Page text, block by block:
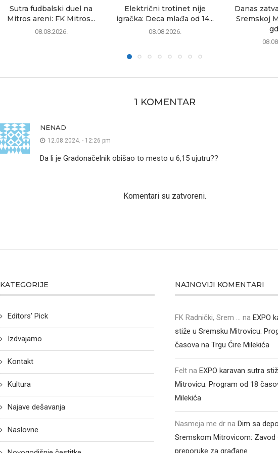
Sutra fudbalski duel na
Mitros areni: FK Mitros...
08.08.2026.
Električni trotinet nije
igračka: Deca mlađa od 14...
08.08.2026.
Danas
Sremskoj
1 KOMENTAR
NENAD
12.08.2024. - 12:26 pm
Da li je Gradonačelnik obišao to mesto u 6,15 ujutru??
Komentari su zatvoreni.
KATEGORIJE
Editors' Pick
Izdvajamo
Kontakt
Kultura
Najave dešavanja
Naslovne
NAJNOVIJI KOMENTARI
FK Radnički, Srem ... naEXPO
stiže u Sremsku Mitrovicu:
časova na Trgu Ćire Milekića
Felt naEXPO karavan sutra
Mitrovicu: Program od 18
Milekića
Nasmeja me dr naDim sa
Sremskom Mitrovicom: Zavod
preporuke za građane